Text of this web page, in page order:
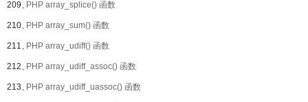
209、PHP array_splice() 函数
210、PHP array_sum() 函数
211、PHP array_udiff() 函数
212、PHP array_udiff_assoc() 函数
213、PHP array_udiff_uassoc() 函数